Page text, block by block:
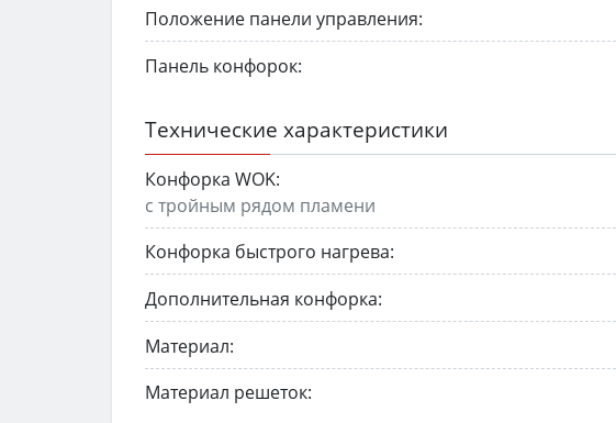
Положение панели управления:
Панель конфорок:
Технические характеристики
Конфорка WOK:
с тройным рядом пламени
Конфорка быстрого нагрева:
Дополнительная конфорка:
Материал:
Материал решеток: